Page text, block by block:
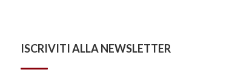
ISCRIVITI ALLA NEWSLETTER